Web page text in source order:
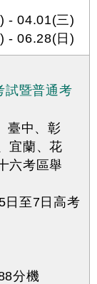
- 04.01(三)
- 06.28(日)
試暨普通考
臺中、彰
宜蘭、花
六考區舉
日至7日高考
分機